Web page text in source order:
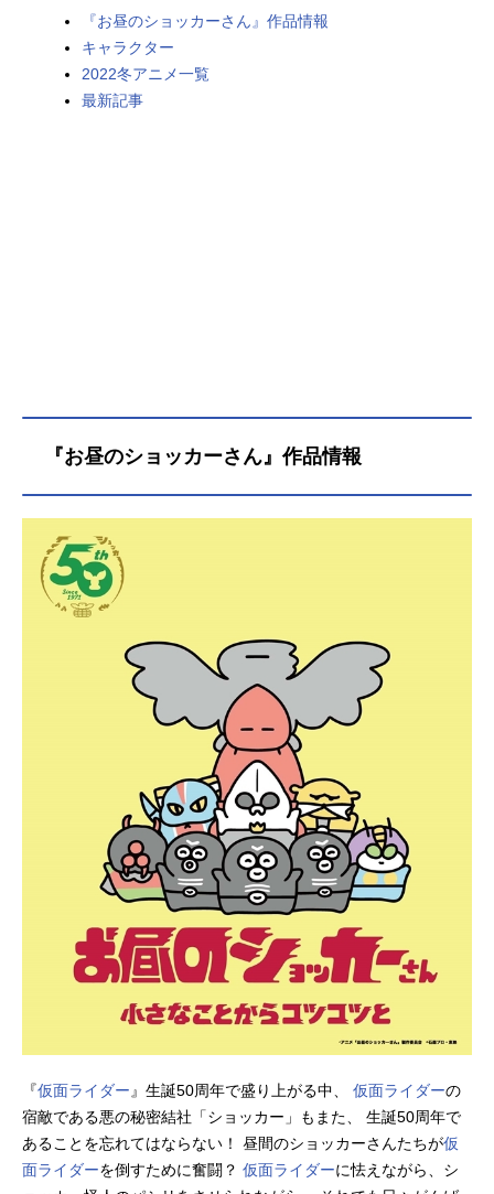
男性声優/女性声優一覧
『お昼のショッカーさん』作品情報
キャラクター
2022冬アニメ一覧
最新記事
『お昼のショッカーさん』作品情報
『仮面ライダー 』生誕50周年で盛り上がる中、 仮面ライダーの
宿敵である悪の秘密結社「ショッカー」もまた、 生誕50周年で
あることを忘れてはならない！ 昼間のショッカーさんたちが仮
面ライダーを倒すために奮闘？ 仮面ライダーに怯えながら、シ